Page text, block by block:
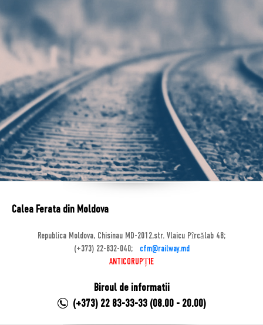
Calea Ferata din Moldova
Republica Moldova, Chisinau MD-2012,str. Vlaicu Pîrcălab 48;
(+373) 22-832-040;
cfm@railway.md
ANTICORUPȚIE
Biroul de informatii
(+373) 22 83-33-33 (08.00 - 20.00)